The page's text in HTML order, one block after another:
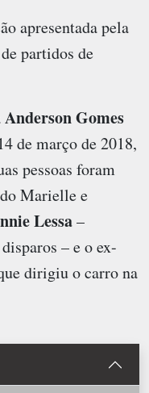
apresentada pela
partidos de
Anderson Gomes
de março de 2018,
pessoas foram
Marielle e
Lessa–
– e o ex-
dirigiu o carro na